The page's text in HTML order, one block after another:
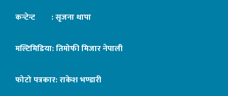
कन्टेन्ट : सृजना थापा
मल्टिमिडिया: तिमोफी मिजार नेपाली
फोटो पत्रकार: राकेश भण्डारी